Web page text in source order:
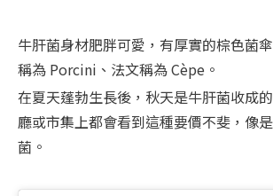
牛肝菌身材肥胖可愛，有厚實的棕色菌
稱為 Porcini、法文稱為 Cèpe。
在夏天蓬勃生長後，秋天是牛肝菌收成
廳或市集上都會看到這種要價不斐，像
菌。